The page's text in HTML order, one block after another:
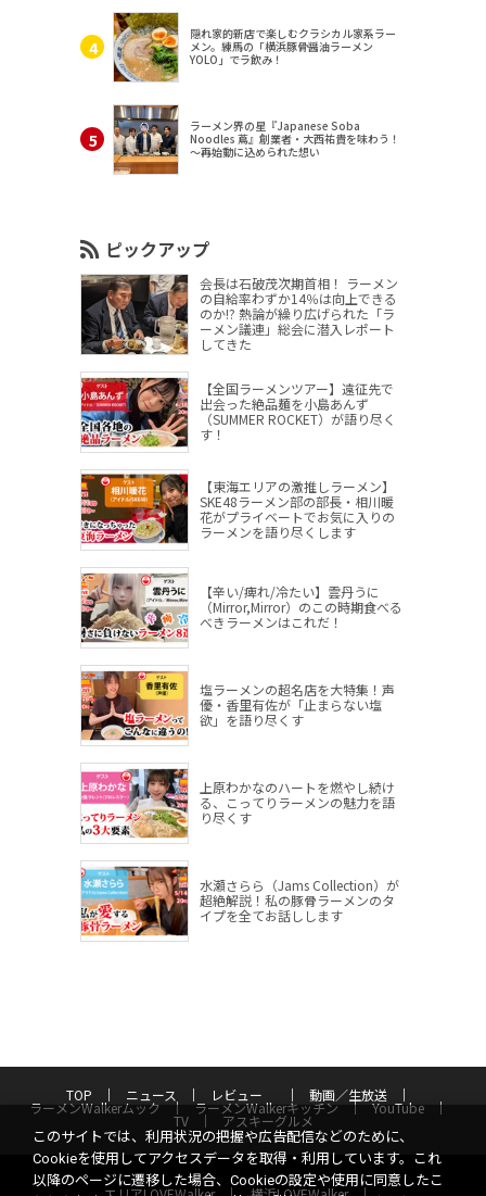
隠れ家的新店で楽しむクラシカル家系ラー
メン。練馬の「横浜豚骨醤油ラーメン
YOLO」でラ飲み！
ラーメン界の星『Japanese Soba
Noodles 蔦』創業者・大西祐貴を味わう！
～再始動に込められた想い
ピックアップ
会長は石破茂次期首相！ ラーメン
の自給率わずか14％は向上できる
のか!? 熱論が繰り広げられた「ラ
ーメン議連」総会に潜入レポート
してきた
【全国ラーメンツアー】遠征先で
出会った絶品麺を小島あんず
（SUMMER ROCKET）が語り尽く
す！
【東海エリアの激推しラーメン】
SKE48ラーメン部の部長・相川暖
花がプライベートでお気に入りの
ラーメンを語り尽くします
【辛い/痺れ/冷たい】雲丹うに
（Mirror,Mirror）のこの時期食べる
べきラーメンはこれだ！
塩ラーメンの超名店を大特集！声
優・香里有佐が「止まらない塩
欲」を語り尽くす
上原わかなのハートを燃やし続け
る、こってりラーメンの魅力を語
り尽くす
水瀬さらら（Jams Collection）が
超絶解説！私の豚骨ラーメンのタ
イプを全てお話しします
TOP ニュース レビュー 動画／生放送
ラーメンWalkerムック ラーメンWalkerキッチン YouTube
TV アスキーグルメ
このサイトでは、利用状況の把握や広告配信などのために、
Cookieを使用してアクセスデータを取得・利用しています。これ
以降のページに遷移した場合、Cookieの設定や使用に同意したこ